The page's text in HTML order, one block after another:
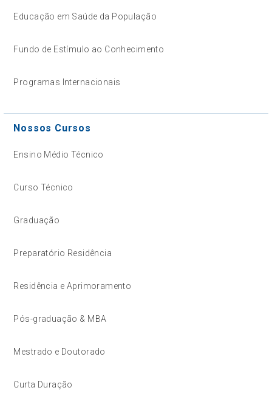
Educação em Saúde da População
Fundo de Estímulo ao Conhecimento
Programas Internacionais
Nossos Cursos
Ensino Médio Técnico
Curso Técnico
Graduação
Preparatório Residência
Residência e Aprimoramento
Pós-graduação & MBA
Mestrado e Doutorado
Curta Duração